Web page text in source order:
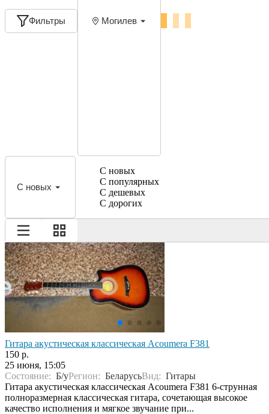
Фильтры Могилев
С новых
С новых
С популярных
С дешевых
С дорогих
Гитара акустическая классическая Acoumera F381
150 р.
25 июня, 15:05
Состояние: Б/уРегион: БеларусьВид: Гитары
Гитара акустическая классическая Acoumera F381 6-струнная
полноразмерная классическая гитара, сочетающая высокое
качество исполнения и мягкое звучание при...